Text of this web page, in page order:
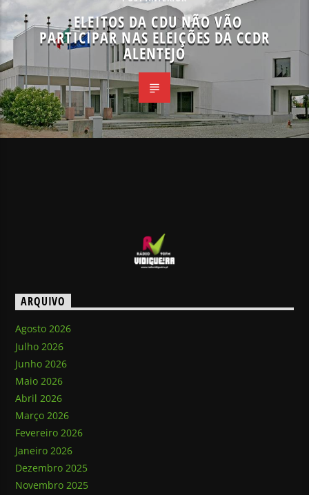
ELEITOS DA CDU NÃO VÃO
PARTICIPAR NAS ELEIÇÕES DA CCDR
ALENTEJO
ARQUIVO
Agosto 2026
Julho 2026
Junho 2026
Maio 2026
Abril 2026
Março 2026
Fevereiro 2026
Janeiro 2026
Dezembro 2025
Novembro 2025